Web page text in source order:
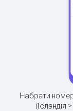
Набрати
(Ісландія